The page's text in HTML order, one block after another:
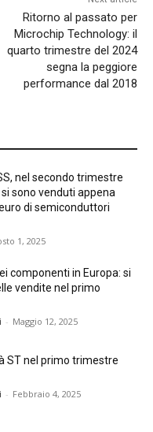
Ritorno al passato per
Microchip Technology: il
quarto trimestre del 2024
segna la peggiore
performance dal 2018
nel secondo trimestre
sono venduti appena
di semiconduttori
1, 2025
componenti in Europa: si
vendite nel primo
- Maggio 12, 2025
ST nel primo trimestre
- Febbraio 4, 2025